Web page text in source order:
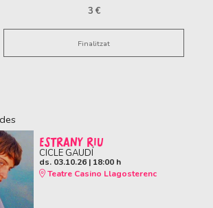
3 €
Finalitzat
ESTRANY RIU
CICLE GAUDÍ
ds. 03.10.26| 18:00 h
Teatre Casino Llagosterenc